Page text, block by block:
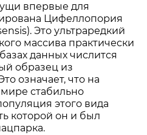
впервые для
Цифеллопория
Это ультраредкий
массива практически
данных числится
образец из
означает, что на
стабильно
этого вида
которой он и был